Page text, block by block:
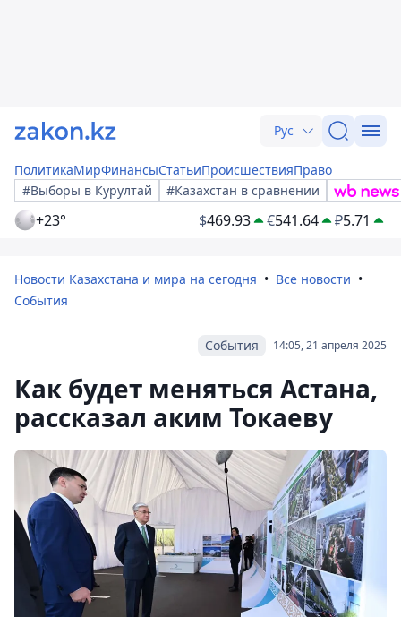
Рус
ПолитикаМирФинансыСтатьиПроисшествияПраво
#Выборы в Курултай
#Казахстан в сравнении
+23° $469.93 €541.64 ₽5.71
Новости Казахстана и мира на сегодня
Все новости
События
14:05, 21 апреля 2025
События
Как будет меняться Астана,
рассказал аким Токаеву